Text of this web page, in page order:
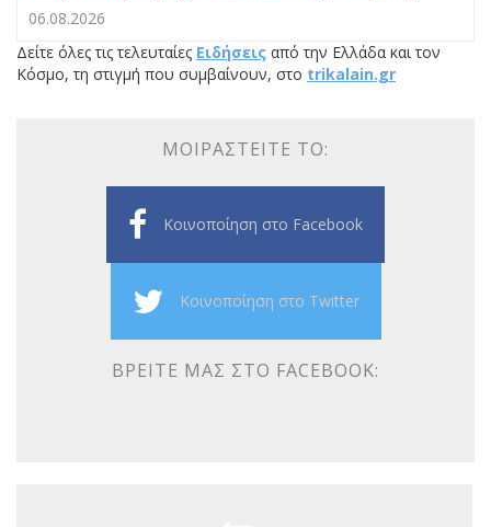
06.08.2026
Δείτε όλες τις τελευταίες Ειδήσεις από την Ελλάδα και τον
Κόσμο, τη στιγμή που συμβαίνουν, στο trikalain.gr
ΜΟΙΡΑΣΤΕΊΤΕ ΤΟ:
Κοινοποίηση στο Facebook
Κοινοποίηση στο Twitter
ΒΡΕΊΤΕ ΜΑΣ ΣΤΟ FACEBOOK: